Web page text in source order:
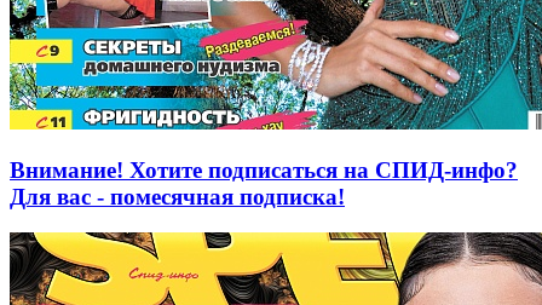
Внимание! Хотите подписаться на СПИД-инфо?
Для вас - помесячная подписка!